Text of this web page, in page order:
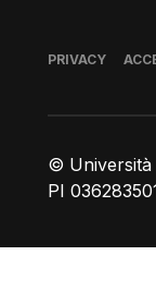
© Università
PI
Piè di pagina
PRIVACY